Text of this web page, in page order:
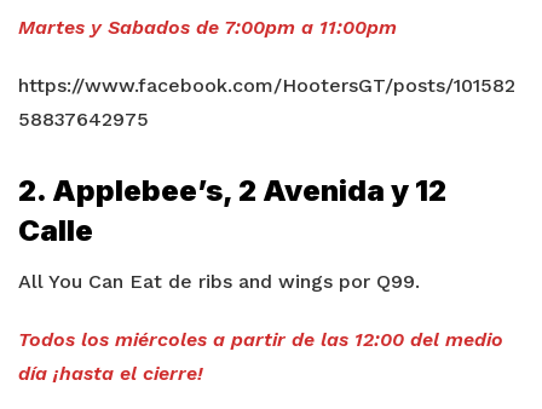
Martes y Sabados de 7:00pm a 11:00pm
https://www.facebook.com/HootersGT/posts/101582
58837642975
2. Applebee’s, 2 Avenida y 12
Calle
All You Can Eat de ribs and wings por Q99.
Todos los miércoles a partir de las 12:00 del medio
día ¡hasta el cierre!